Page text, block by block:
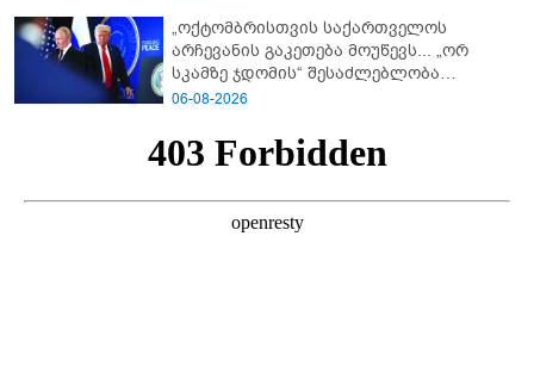
„ოქტომბრისთვის საქართველოს
არჩევანის გაკეთება მოუწევს... „ორ
სკამზე ჯდომის“ შესაძლებლობა
შეიძლება დასრულდეს“ - მირიან
06-08-2026